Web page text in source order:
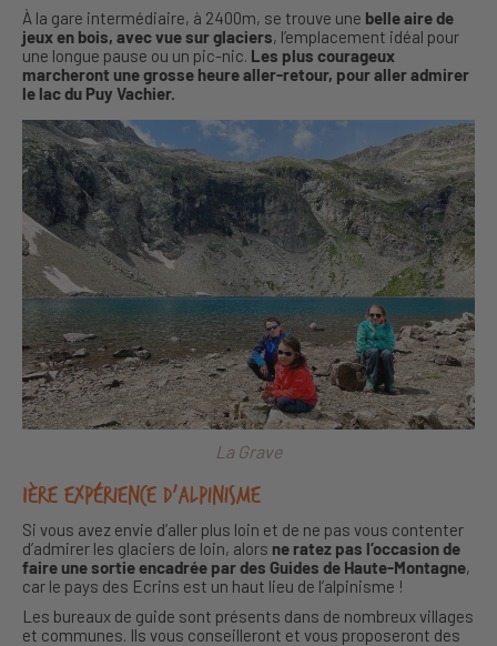
À la gare intermédiaire, à 2400m, se trouve une belle aire de
jeux en bois, avec vue sur glaciers, l’emplacement idéal pour
une longue pause ou un pic-nic. Les plus courageux
marcheront une grosse heure aller-retour, pour aller admirer
le lac du Puy Vachier.
La Grave
1ère expérience d’alpinisme
Si vous avez envie d’aller plus loin et de ne pas vous contenter
d’admirer les glaciers de loin, alors ne ratez pas l’occasion de
faire une sortie encadrée par des Guides de Haute-Montagne,
car le pays des Ecrins est un haut lieu de l’alpinisme !
Les bureaux de guide sont présents dans de nombreux villages
et communes. Ils vous conseilleront et vous proposeront des